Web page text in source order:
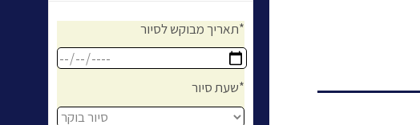
תאריך מבוקש לסיור*
שעת סיור*